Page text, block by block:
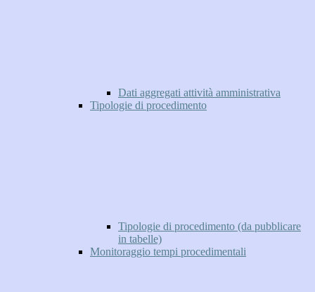
Dati aggregati attività amministrativa
Tipologie di procedimento
Tipologie di procedimento (da pubblicare
in tabelle)
Monitoraggio tempi procedimentali